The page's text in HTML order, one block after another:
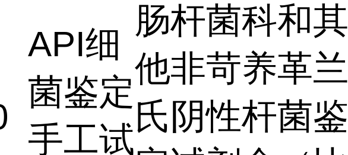
API细
菌鉴定
手工试
肠杆菌科和其
他非苛养革兰
氏阴性杆菌鉴